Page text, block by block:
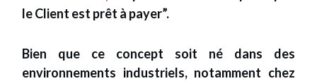
le Client est prêt à payer”.
Bien que ce concept soit né dans des
environnements industriels, notamment chez